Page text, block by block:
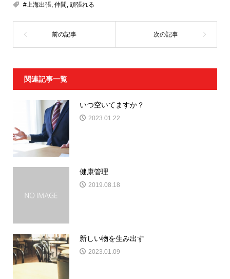
#上海出張, 仲間, 頑張れる
関連記事一覧
いつ空いてますか？
2023.01.22
健康管理
2019.08.18
新しい物を生み出す
2023.01.09